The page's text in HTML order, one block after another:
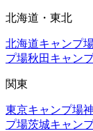
北海道・東北
北海道キャンプ
プ場秋田 キャン
関東
東京キャンプ場
プ場茨城キャン